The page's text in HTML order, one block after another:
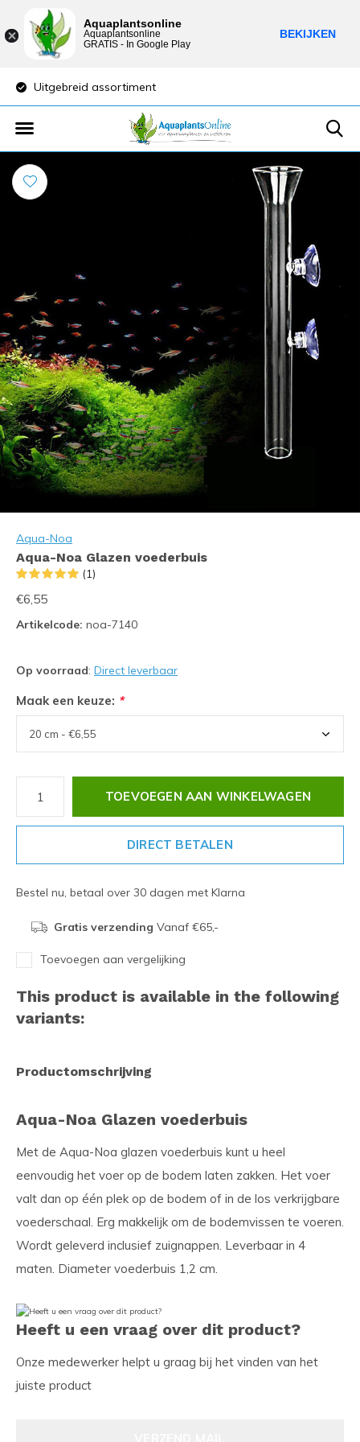
Uitgebreid assortiment
Aqua-Noa
Aqua-Noa Glazen voederbuis
(1)
€6,55
Artikelcode: noa-7140
Op voorraad: Direct leverbaar
Maak een keuze: *
TOEVOEGEN AAN WINKELWAGEN
DIRECT BETALEN
Bestel nu, betaal over 30 dagen met Klarna
Gratis verzending Vanaf €65,-
Toevoegen aan vergelijking
This product is available in the following
variants:
Productomschrijving
Aqua-Noa Glazen voederbuis
Met de Aqua-Noa glazen voederbuis kunt u heel
eenvoudig het voer op de bodem laten zakken. Het voer
valt dan op één plek op de bodem of in de los verkrijgbare
voederschaal. Erg makkelijk om de bodemvissen te voeren.
Wordt geleverd inclusief zuignappen. Leverbaar in 4
maten. Diameter voederbuis 1,2 cm.
Heeft u een vraag over dit product?
Onze medewerker helpt u graag bij het vinden van het
juiste product
Aquaplantsonline
Aquaplantsonline
GRATIS - In Google Play
BEKIJKEN